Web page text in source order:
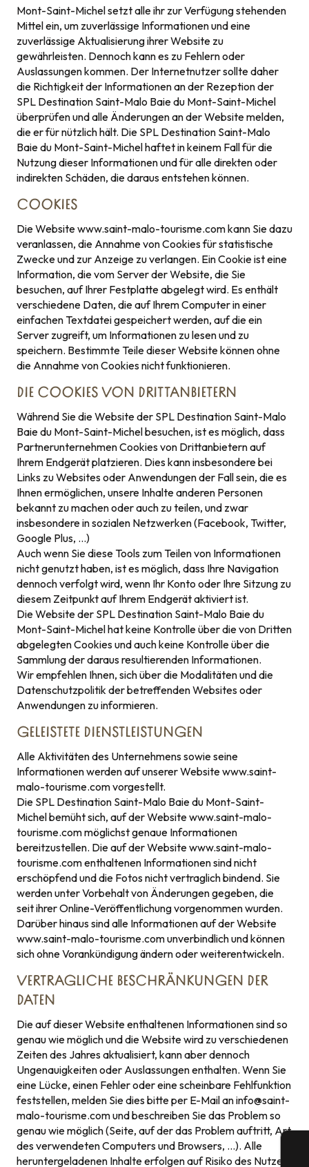
Mont-Saint-Michel setzt alle ihr zur Verfügung stehenden
Mittel ein, um zuverlässige Informationen und eine
zuverlässige Aktualisierung ihrer Website zu
gewährleisten. Dennoch kann es zu Fehlern oder
Auslassungen kommen. Der Internetnutzer sollte daher
die Richtigkeit der Informationen an der Rezeption der
SPL Destination Saint-Malo Baie du Mont-Saint-Michel
überprüfen und alle Änderungen an der Website melden,
die er für nützlich hält. Die SPL Destination Saint-Malo
Baie du Mont-Saint-Michel haftet in keinem Fall für die
Nutzung dieser Informationen und für alle direkten oder
indirekten Schäden, die daraus entstehen können.
COOKIES
Die Website www.saint-malo-tourisme.com kann Sie dazu
veranlassen, die Annahme von Cookies für statistische
Zwecke und zur Anzeige zu verlangen. Ein Cookie ist eine
Information, die vom Server der Website, die Sie
besuchen, auf Ihrer Festplatte abgelegt wird. Es enthält
verschiedene Daten, die auf Ihrem Computer in einer
einfachen Textdatei gespeichert werden, auf die ein
Server zugreift, um Informationen zu lesen und zu
speichern. Bestimmte Teile dieser Website können ohne
die Annahme von Cookies nicht funktionieren.
DIE COOKIES VON DRITTANBIETERN
Während Sie die Website der SPL Destination Saint-Malo
Baie du Mont-Saint-Michel besuchen, ist es möglich, dass
Partnerunternehmen Cookies von Drittanbietern auf
Ihrem Endgerät platzieren. Dies kann insbesondere bei
Links zu Websites oder Anwendungen der Fall sein, die es
Ihnen ermöglichen, unsere Inhalte anderen Personen
bekannt zu machen oder auch zu teilen, und zwar
insbesondere in sozialen Netzwerken (Facebook, Twitter,
Google Plus, …)
Auch wenn Sie diese Tools zum Teilen von Informationen
nicht genutzt haben, ist es möglich, dass Ihre Navigation
dennoch verfolgt wird, wenn Ihr Konto oder Ihre Sitzung zu
diesem Zeitpunkt auf Ihrem Endgerät aktiviert ist.
Die Website der SPL Destination Saint-Malo Baie du
Mont-Saint-Michel hat keine Kontrolle über die von Dritten
abgelegten Cookies und auch keine Kontrolle über die
Sammlung der daraus resultierenden Informationen.
Wir empfehlen Ihnen, sich über die Modalitäten und die
Datenschutzpolitik der betreffenden Websites oder
Anwendungen zu informieren.
GELEISTETE DIENSTLEISTUNGEN
Alle Aktivitäten des Unternehmens sowie seine
Informationen werden auf unserer Website www.saint-
malo-tourisme.com vorgestellt.
Die SPL Destination Saint-Malo Baie du Mont-Saint-
Michel bemüht sich, auf der Website www.saint-malo-
tourisme.com möglichst genaue Informationen
bereitzustellen. Die auf der Website www.saint-malo-
tourisme.com enthaltenen Informationen sind nicht
erschöpfend und die Fotos nicht vertraglich bindend. Sie
werden unter Vorbehalt von Änderungen gegeben, die
seit ihrer Online-Veröffentlichung vorgenommen wurden.
Darüber hinaus sind alle Informationen auf der Website
www.saint-malo-tourisme.com unverbindlich und können
sich ohne Vorankündigung ändern oder weiterentwickeln.
VERTRAGLICHE BESCHRÄNKUNGEN DER
DATEN
Die auf dieser Website enthaltenen Informationen sind so
genau wie möglich und die Website wird zu verschiedenen
Zeiten des Jahres aktualisiert, kann aber dennoch
Ungenauigkeiten oder Auslassungen enthalten. Wenn Sie
eine Lücke, einen Fehler oder eine scheinbare Fehlfunktion
feststellen, melden Sie dies bitte per E-Mail aninfo@saint-
malo-tourisme.comund beschreiben Sie das Problem so
genau wie möglich (Seite, auf der das Problem auftritt, Art
des verwendeten Computers und Browsers, …). Alle
heruntergeladenen Inhalte erfolgen auf Risiko des Nutzers